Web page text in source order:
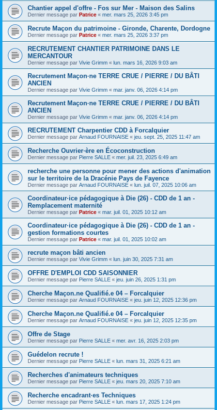
Chantier appel d'offre - Fos sur Mer - Maison des Salins
Dernier message par Patrice « mer. mars 25, 2026 3:45 pm
Recrute Maçon du patrimoine - Gironde, Charente, Dordogne
Dernier message par Patrice « mer. mars 25, 2026 3:37 pm
RECRUTEMENT CHANTIER PATRIMOINE DANS LE
MERCANTOUR
Dernier message par Vivie Grimm « lun. mars 16, 2026 9:03 am
Recrutement Maçon·ne TERRE CRUE / PIERRE / DU BÂTI
ANCIEN
Dernier message par Vivie Grimm « mar. janv. 06, 2026 4:14 pm
Recrutement Maçon·ne TERRE CRUE / PIERRE / DU BÂTI
ANCIEN
Dernier message par Vivie Grimm « mar. janv. 06, 2026 4:14 pm
RECRUTEMENT Charpentier CDD à Forcalquier
Dernier message par Arnaud FOURNAISE « jeu. sept. 25, 2025 11:47 am
Recherche Ouvrier·ère en Écoconstruction
Dernier message par Pierre SALLE « mer. juil. 23, 2025 6:49 am
recherche une personne pour mener des actions d'animation
sur le territoire de la Dracénie Pays de Fayence
Dernier message par Arnaud FOURNAISE « lun. juil. 07, 2025 10:06 am
Coordinateur·ice pédagogique à Die (26) - CDD de 1 an -
Remplacement maternité
Dernier message par Patrice « mar. juil. 01, 2025 10:12 am
Coordinateur·ice pédagogique à Die (26) - CDD de 1 an -
gestion formations courtes
Dernier message par Patrice « mar. juil. 01, 2025 10:02 am
recrute maçon bâti ancien
Dernier message par Vivie Grimm « lun. juin 30, 2025 7:31 am
OFFRE D'EMPLOI CDD SAISONNIER
Dernier message par Pierre SALLE « jeu. juin 26, 2025 1:31 pm
Cherche Maçon.ne Qualifié.e 04 – Forcalquier
Dernier message par Arnaud FOURNAISE « jeu. juin 12, 2025 12:36 pm
Cherche Maçon.ne Qualifié.e 04 – Forcalquier
Dernier message par Arnaud FOURNAISE « jeu. juin 12, 2025 12:35 pm
Offre de Stage
Dernier message par Pierre SALLE « mer. avr. 16, 2025 2:03 pm
Guédelon recrute !
Dernier message par Pierre SALLE « lun. mars 31, 2025 6:21 am
Recherches d'animateurs techniques
Dernier message par Pierre SALLE « jeu. mars 20, 2025 7:10 am
Recherche encadrant·es Techniques
Dernier message par Pierre SALLE « lun. mars 17, 2025 1:24 pm